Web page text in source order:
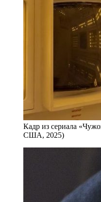
Кадр из сериала
США, 2025)